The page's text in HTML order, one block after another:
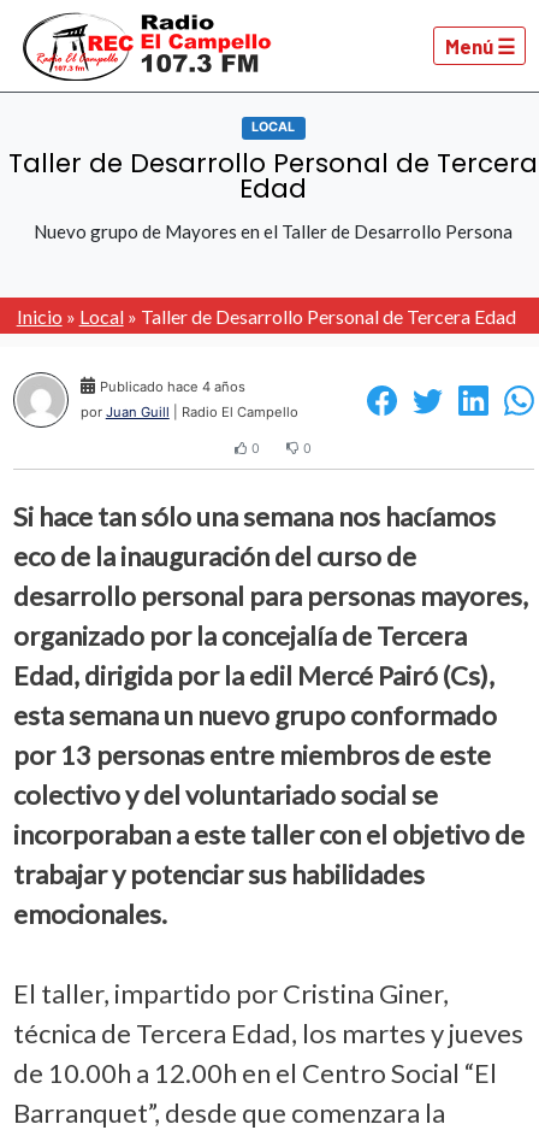
Menú ☰
LOCAL
Taller de Desarrollo Personal de Tercera
Edad
Nuevo grupo de Mayores en el Taller de Desarrollo Persona
Inicio » Local» Taller de Desarrollo Personal de Tercera Edad
Publicado hace 4 años
por Juan Guill | Radio El Campello
0 0
Si hace tan sólo una semana nos hacíamos
eco de la inauguración del curso de
desarrollo personal para personas mayores,
organizado por la concejalía de Tercera
Edad, dirigida por la edil Mercé Pairó (Cs),
esta semana un nuevo grupo conformado
por 13 personas entre miembros de este
colectivo y del voluntariado social se
incorporaban a este taller con el objetivo de
trabajar y potenciar sus habilidades
emocionales.
El taller, impartido por Cristina Giner,
técnica de Tercera Edad, los martes y jueves
de 10.00h a 12.00h en el Centro Social “El
Barranquet”, desde que comenzara la